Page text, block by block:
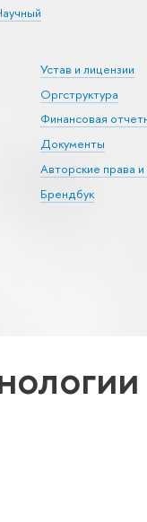
Устав и лицензии
Оргструктура
Финансовая
Документы
Авторские права
Брендбук